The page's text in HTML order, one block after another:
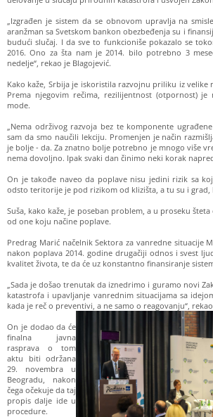
„Izgrađen je sistem da se obnovom upravlja na
aranžman sa Svetskom bankon obezbeđenja su i
budući slučaj. I da sve to funkcioniše pokazalo se
2016. Ono za šta nam je 2014. bilo potrebno 3
nedelje“, rekao je Blagojević.
Kako kaže, Srbija je iskoristila razvojnu priliku iz velike
Prema njegovim rečima, rezilijentnost (otpornost)
mode.
„Nema održivog razvoja bez te komponente
sam da smo naučili lekciju. Promenjen je način
je bolje - da. Za znatno bolje potrebno je mnogo više
nema dovoljno. Ipak svaki dan činimo neki korak
On je takođe naveo da poplave nisu jedini rizik sa
odsto teritorije je pod rizikom od klizišta, a tu su i grad,
Suša, kako kaže, je poseban problem, a u proseku
od one koju načine poplave.
Predrag Marić načelnik Sektora za vanredne situacije
nakon poplava 2014. godine drugačiji odnos i svest
kvalitet života, te da će uz konstantno finansiranje
„Sada je došao trenutak da iznedrimo i guramo novi
katastrofa i upavljanje vanrednim situacijama sa
kada je reč o preventivi, a ne samo o reagovanju“,
On je dodao da će
finalna javna
rasprava o tom
aktu biti održana
29. novembra u
Beogradu, nakon
čega očekuje da taj
propis dalje ide u
procedure.